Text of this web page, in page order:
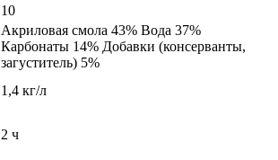
10
Акриловая смола 43% Вода 37%
Карбонаты 14% Добавки (консерванты,
загуститель) 5%
1,4 кг/л
2 ч